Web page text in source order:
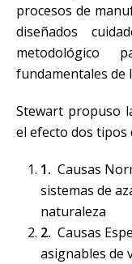
procesos de
diseñados
metodológico
fundamentales de
Stewart propuso
el efecto dos tipos
Causas
sistemas de
naturaleza
Causas
asignables de